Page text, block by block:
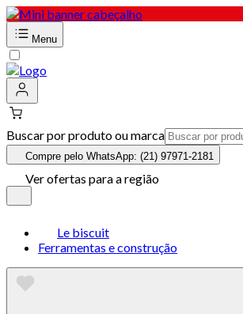
Menu
Buscar por produto ou marca
Compre pelo WhatsApp: (21) 97971-2181
Ver ofertas para a região
Le biscuit
Ferramentas e construção